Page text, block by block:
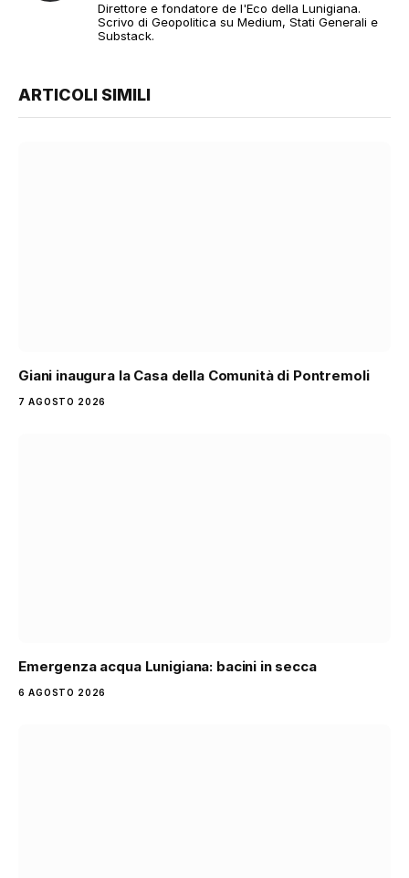
Direttore e fondatore de l'Eco della Lunigiana.
Scrivo di Geopolitica su Medium, Stati Generali e
Substack.
ARTICOLI SIMILI
Giani inaugura la Casa della Comunità di Pontremoli
7 AGOSTO 2026
Emergenza acqua Lunigiana: bacini in secca
6 AGOSTO 2026